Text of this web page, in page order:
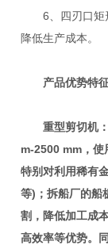
6、四刃口矩形
降低生产成本。
产品优势特
重型剪切机
m-2500 mm，使
特别对利用稀有
等) ；拆船厂的船
割，降低加工成
高效率等优势。